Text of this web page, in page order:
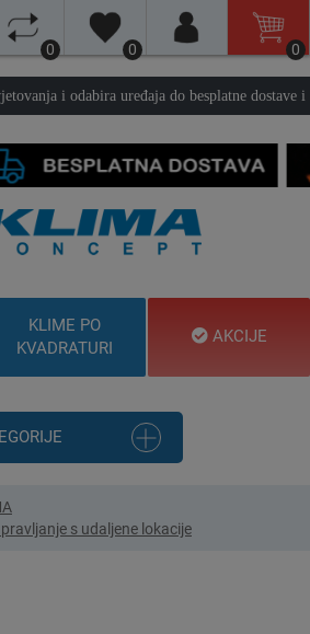
0 0 0
i odabira uređaja do besplatne
KLIME PO
KVADRATURI
AKCIJE
s udaljene lokacije